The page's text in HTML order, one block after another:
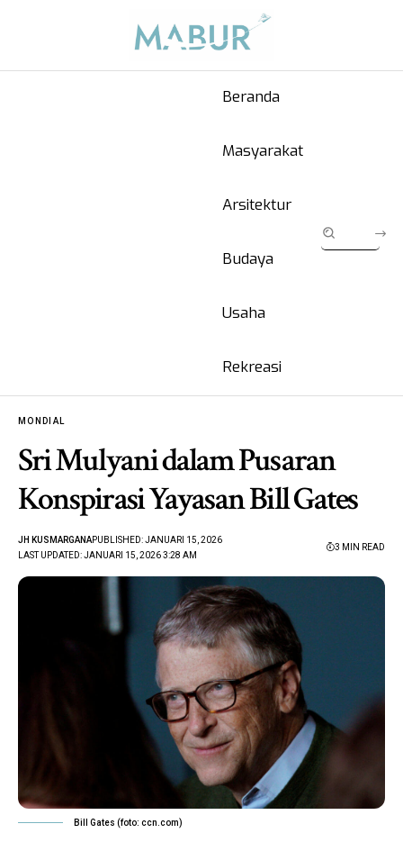
Beranda
Masyarakat
Arsitektur
Budaya
Usaha
Rekreasi
MONDIAL
Sri Mulyani dalam Pusaran
Konspirasi Yayasan Bill Gates
LAST UPDATED: JANUARI 15, 2026 3:28 AM
JH KUSMARGANAPUBLISHED: JANUARI 15, 2026
3 MIN READ
Bill Gates (foto: ccn.com)